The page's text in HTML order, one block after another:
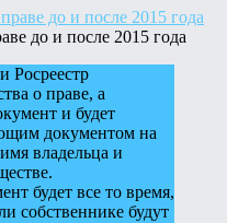
до и после 2015 года
Росреестр
о праве, а
и будет
документом на
владельца и
будет все то время,
собственнике будут